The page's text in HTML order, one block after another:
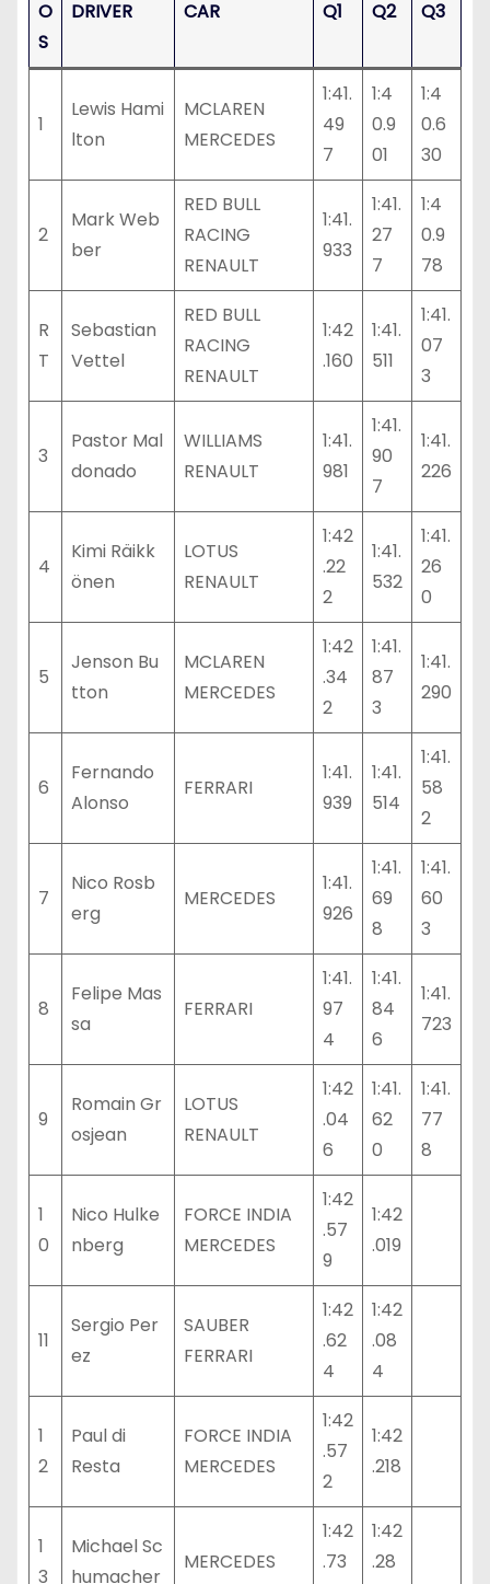
O
S
DRIVER CAR Q1 Q2 Q3
1
Lewis Hami
lton
MCLAREN
MERCEDES
1:41.
49
7
1:4
0.9
01
1:4
0.6
30
2
Mark Web
ber
RED BULL
RACING
RENAULT
1:41.
933
1:41.
27
7
1:4
0.9
78
R
T
Sebastian
Vettel
RED BULL
RACING
RENAULT
1:42
.160
1:41.
511
1:41.
07
3
3
Pastor Mal
donado
WILLIAMS
RENAULT
1:41.
981
1:41.
90
7
1:41.
226
4
Kimi Räikk
önen
LOTUS
RENAULT
1:42
.22
2
1:41.
532
1:41.
26
0
5
Jenson Bu
tton
MCLAREN
MERCEDES
1:42
.34
2
1:41.
87
3
1:41.
290
6
Fernando
Alonso
FERRARI
1:41.
939
1:41.
514
1:41.
58
2
7
Nico Rosb
erg
MERCEDES
1:41.
926
1:41.
69
8
1:41.
60
3
8
Felipe Mas
sa
FERRARI
1:41.
97
4
1:41.
84
6
1:41.
723
9
Romain Gr
osjean
LOTUS
RENAULT
1:42
.04
6
1:41.
62
0
1:41.
77
8
1
0
Nico Hulke
nberg
FORCE INDIA
MERCEDES
1:42
.57
9
1:42
.019
11
Sergio Per
ez
SAUBER
FERRARI
1:42
.62
4
1:42
.08
4
1
2
Paul di
Resta
FORCE INDIA
MERCEDES
1:42
.57
2
1:42
.218
1
3
Michael Sc
humacher
MERCEDES
1:42
.73
1:42
.28